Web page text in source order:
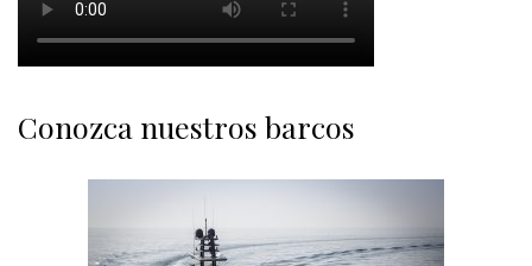
Conozca nuestros barcos